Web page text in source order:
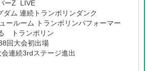
ーZ LIVE
ダム 連続トランポリンダンク
ールーム トランポリンパフォーマー
トランポリン
回大会初出場
連続3rdステージ進出